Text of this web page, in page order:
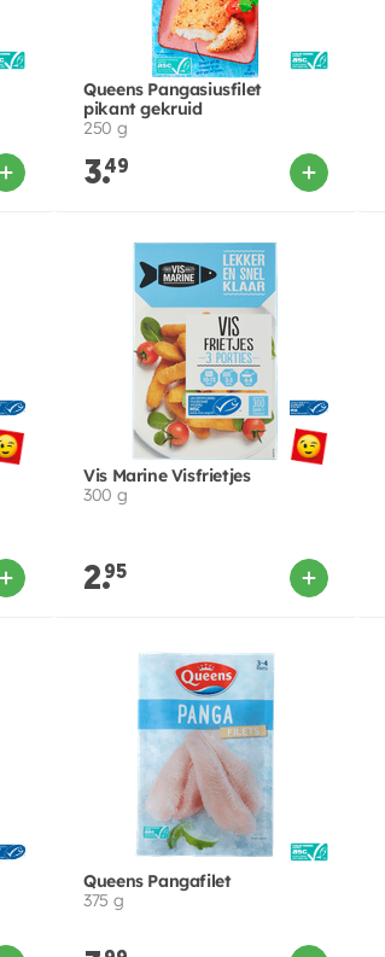
Queens Pangasiusfilet
pikant gekruid
250 g
3.49
Vis Marine Visfrietjes
300 g
2.95
Queens Pangafilet
375 g